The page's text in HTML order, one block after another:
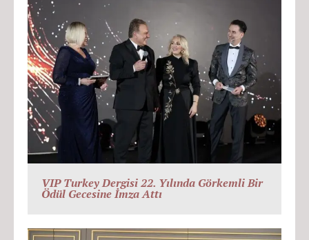
VIP Turkey Dergisi 22. Yılında Görkemli Bir
Ödül Gecesine İmza Attı